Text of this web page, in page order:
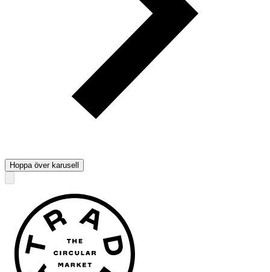
Hoppa över karusell